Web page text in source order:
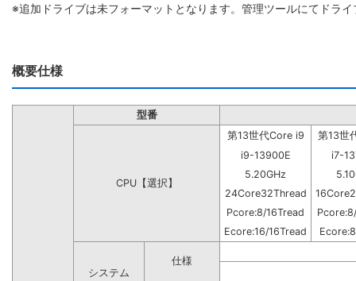
※追加ドライブは未フォーマットとなります。管理ツールにてドラ
概要仕様
型番
CPU【選択】
第13世代Core i9
第13世
i9-13900E
i7-
5.20GHz
24Core32Thread
Pcore:8/16Tread
Ecore:16/16Tread
システム
仕様